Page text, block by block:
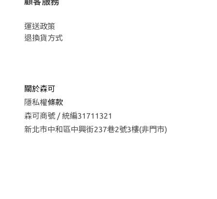
運送政策
退換貨方式
關於森可
隱私權條款
森可商號 / 統編31711321
新北市中和區中興街237巷2號3樓(非門市)